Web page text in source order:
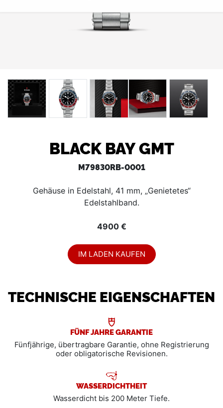
BLACK BAY GMT
M79830RB-0001
Gehäuse in Edelstahl, 41 mm, „Genietetes“
Edelstahlband.
4900 €
IM LADEN KAUFEN
TECHNISCHE EIGENSCHAFTEN
FÜNF JAHRE GARANTIE
Fünfjährige, übertragbare Garantie, ohne Registrierung
oder obligatorische Revisionen.
WASSERDICHTHEIT
Wasserdicht bis 200 Meter Tiefe.